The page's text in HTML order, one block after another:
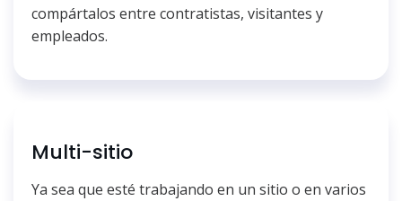
compártalos entre contratistas, visitantes y
empleados.
Multi-sitio
Ya sea que esté trabajando en un sitio o en varios